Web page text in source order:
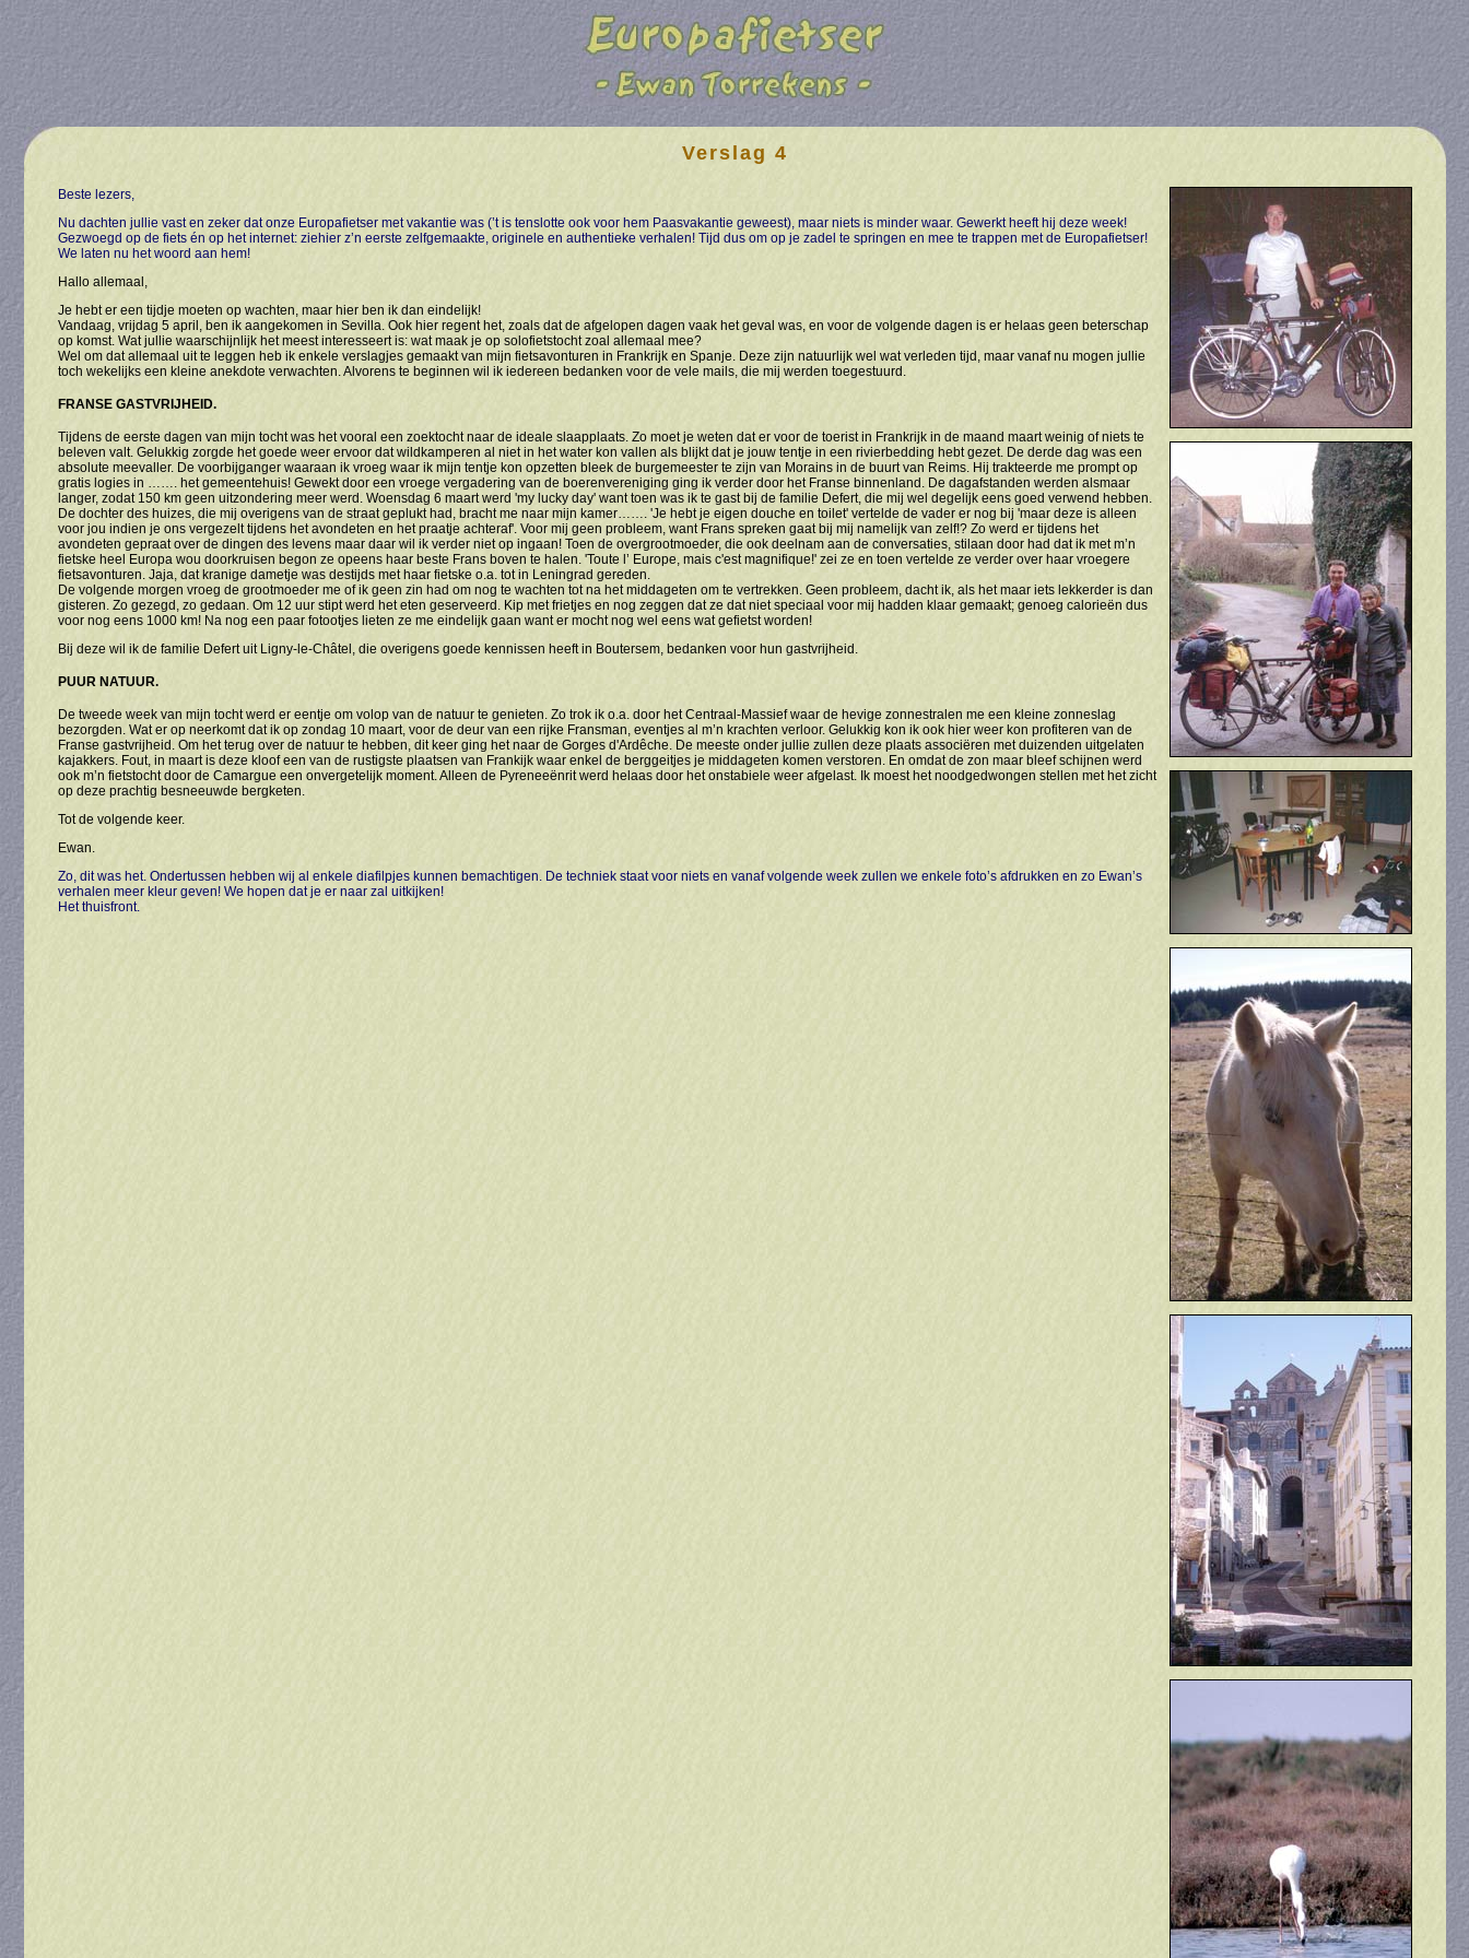
Verslag 4
Beste lezers,
Nu dachten jullie vast en zeker dat onze Europafietser met vakantie was (’t is tenslotte ook voor hem Paasvakantie geweest), maar niets is minder waar. Gewerkt heeft hij deze week!
Gezwoegd op de fiets én op het internet: ziehier z’n eerste zelfgemaakte, originele en authentieke verhalen! Tijd dus om op je zadel te springen en mee te trappen met de Europafietser!
We laten nu het woord aan hem!
Hallo allemaal,
Je hebt er een tijdje moeten op wachten, maar hier ben ik dan eindelijk!
Vandaag, vrijdag 5 april, ben ik aangekomen in Sevilla. Ook hier regent het, zoals dat de afgelopen dagen vaak het geval was, en voor de volgende dagen is er helaas geen beterschap
op komst. Wat jullie waarschijnlijk het meest interesseert is: wat maak je op solofietstocht zoal allemaal mee?
Wel om dat allemaal uit te leggen heb ik enkele verslagjes gemaakt van mijn fietsavonturen in Frankrijk en Spanje. Deze zijn natuurlijk wel wat verleden tijd, maar vanaf nu mogen jullie
toch wekelijks een kleine anekdote verwachten. Alvorens te beginnen wil ik iedereen bedanken voor de vele mails, die mij werden toegestuurd.
FRANSE GASTVRIJHEID.
Tijdens de eerste dagen van mijn tocht was het vooral een zoektocht naar de ideale slaapplaats. Zo moet je weten dat er voor de toerist in Frankrijk in de maand maart weinig of niets te
beleven valt. Gelukkig zorgde het goede weer ervoor dat wildkamperen al niet in het water kon vallen als blijkt dat je jouw tentje in een rivierbedding hebt gezet. De derde dag was een
absolute meevaller. De voorbijganger waaraan ik vroeg waar ik mijn tentje kon opzetten bleek de burgemeester te zijn van Morains in de buurt van Reims. Hij trakteerde me prompt op
gratis logies in ……. het gemeentehuis! Gewekt door een vroege vergadering van de boerenvereniging ging ik verder door het Franse binnenland. De dagafstanden werden alsmaar
langer, zodat 150 km geen uitzondering meer werd. Woensdag 6 maart werd 'my lucky day' want toen was ik te gast bij de familie Defert, die mij wel degelijk eens goed verwend hebben.
De dochter des huizes, die mij overigens van de straat geplukt had, bracht me naar mijn kamer……. 'Je hebt je eigen douche en toilet' vertelde de vader er nog bij 'maar deze is alleen
voor jou indien je ons vergezelt tijdens het avondeten en het praatje achteraf'. Voor mij geen probleem, want Frans spreken gaat bij mij namelijk van zelf!? Zo werd er tijdens het
avondeten gepraat over de dingen des levens maar daar wil ik verder niet op ingaan! Toen de overgrootmoeder, die ook deelnam aan de conversaties, stilaan door had dat ik met m’n
fietske heel Europa wou doorkruisen begon ze opeens haar beste Frans boven te halen. 'Toute l’ Europe, mais c'est magnifique!' zei ze en toen vertelde ze verder over haar vroegere
fietsavonturen. Jaja, dat kranige dametje was destijds met haar fietske o.a. tot in Leningrad gereden.
De volgende morgen vroeg de grootmoeder me of ik geen zin had om nog te wachten tot na het middageten om te vertrekken. Geen probleem, dacht ik, als het maar iets lekkerder is dan
gisteren. Zo gezegd, zo gedaan. Om 12 uur stipt werd het eten geserveerd. Kip met frietjes en nog zeggen dat ze dat niet speciaal voor mij hadden klaar gemaakt; genoeg calorieën dus
voor nog eens 1000 km! Na nog een paar fotootjes lieten ze me eindelijk gaan want er mocht nog wel eens wat gefietst worden!
Bij deze wil ik de familie Defert uit Ligny-le-Châtel, die overigens goede kennissen heeft in Boutersem, bedanken voor hun gastvrijheid.
PUUR NATUUR.
De tweede week van mijn tocht werd er eentje om volop van de natuur te genieten. Zo trok ik o.a. door het Centraal-Massief waar de hevige zonnestralen me een kleine zonneslag
bezorgden. Wat er op neerkomt dat ik op zondag 10 maart, voor de deur van een rijke Fransman, eventjes al m’n krachten verloor. Gelukkig kon ik ook hier weer kon profiteren van de
Franse gastvrijheid. Om het terug over de natuur te hebben, dit keer ging het naar de Gorges d'Ardêche. De meeste onder jullie zullen deze plaats associëren met duizenden uitgelaten
kajakkers. Fout, in maart is deze kloof een van de rustigste plaatsen van Frankijk waar enkel de berggeitjes je middageten komen verstoren. En omdat de zon maar bleef schijnen werd
ook m’n fietstocht door de Camargue een onvergetelijk moment. Alleen de Pyreneeënrit werd helaas door het onstabiele weer afgelast. Ik moest het noodgedwongen stellen met het zicht
op deze prachtig besneeuwde bergketen.
Tot de volgende keer.
Ewan.
Zo, dit was het. Ondertussen hebben wij al enkele diafilpjes kunnen bemachtigen. De techniek staat voor niets en vanaf volgende week zullen we enkele foto’s afdrukken en zo Ewan’s
verhalen meer kleur geven! We hopen dat je er naar zal uitkijken!
Het thuisfront.